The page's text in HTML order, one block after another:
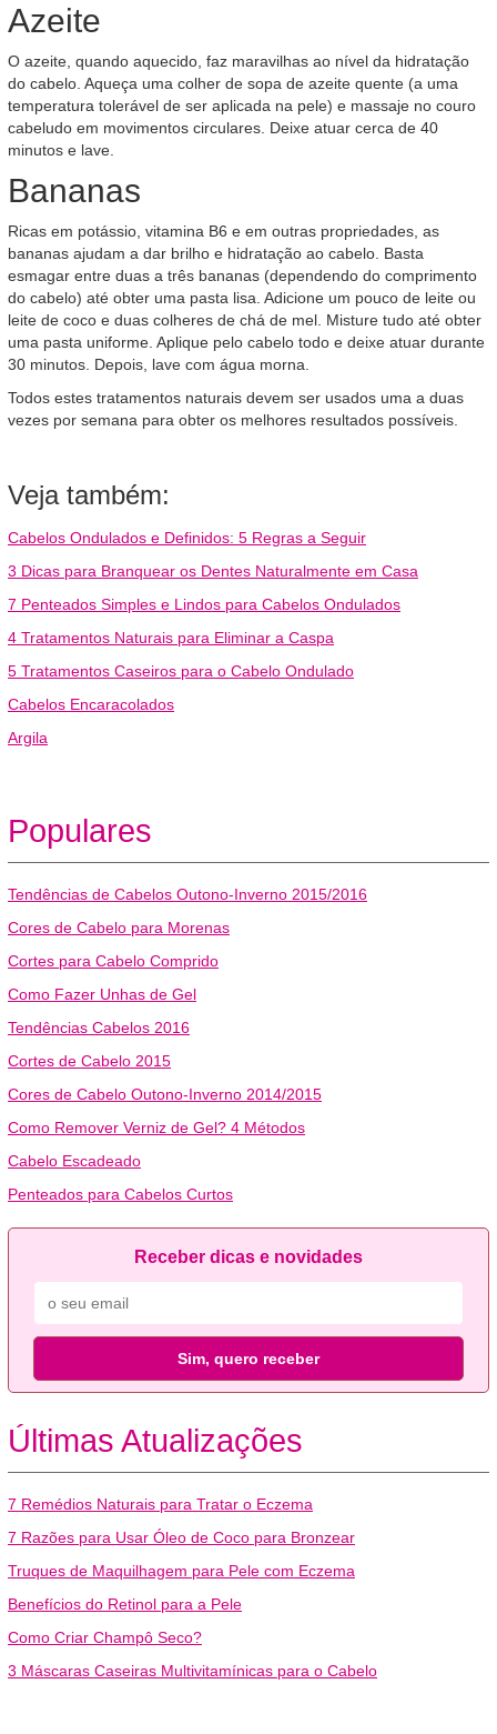
Azeite
O azeite, quando aquecido, faz maravilhas ao nível da hidratação
do cabelo. Aqueça uma colher de sopa de azeite quente (a uma
temperatura tolerável de ser aplicada na pele) e massaje no couro
cabeludo em movimentos circulares. Deixe atuar cerca de 40
minutos e lave.
Bananas
Ricas em potássio, vitamina B6 e em outras propriedades, as
bananas ajudam a dar brilho e hidratação ao cabelo. Basta
esmagar entre duas a três bananas (dependendo do comprimento
do cabelo) até obter uma pasta lisa. Adicione um pouco de leite ou
leite de coco e duas colheres de chá de mel. Misture tudo até obter
uma pasta uniforme. Aplique pelo cabelo todo e deixe atuar durante
30 minutos. Depois, lave com água morna.
Todos estes tratamentos naturais devem ser usados uma a duas
vezes por semana para obter os melhores resultados possíveis.
Veja também:
Cabelos Ondulados e Definidos: 5 Regras a Seguir
3 Dicas para Branquear os Dentes Naturalmente em Casa
7 Penteados Simples e Lindos para Cabelos Ondulados
4 Tratamentos Naturais para Eliminar a Caspa
5 Tratamentos Caseiros para o Cabelo Ondulado
Cabelos Encaracolados
Argila
Populares
Tendências de Cabelos Outono-Inverno 2015/2016
Cores de Cabelo para Morenas
Cortes para Cabelo Comprido
Como Fazer Unhas de Gel
Tendências Cabelos 2016
Cortes de Cabelo 2015
Cores de Cabelo Outono-Inverno 2014/2015
Como Remover Verniz de Gel? 4 Métodos
Cabelo Escadeado
Penteados para Cabelos Curtos
Receber dicas e novidades
Sim, quero receber
Últimas Atualizações
7 Remédios Naturais para Tratar o Eczema
7 Razões para Usar Óleo de Coco para Bronzear
Truques de Maquilhagem para Pele com Eczema
Benefícios do Retinol para a Pele
Como Criar Champô Seco?
3 Máscaras Caseiras Multivitamínicas para o Cabelo